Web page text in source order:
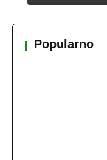
Popularno